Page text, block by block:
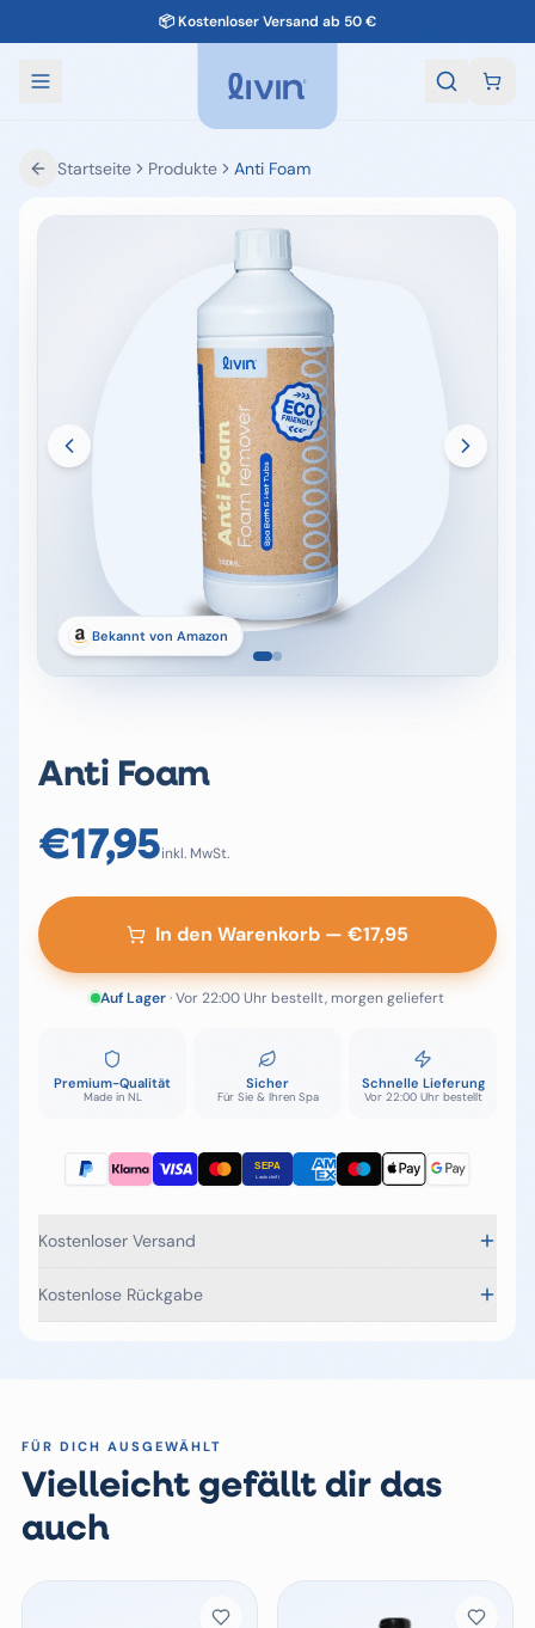
✅ Nicht zufrieden? Geld zurück
Startseite Produkte Anti Foam
Bekannt von Amazon
Anti Foam
€17,95inkl. MwSt.
In den Warenkorb — €17,95
Auf Lager· Vor 22:00 Uhr bestellt, morgen geliefert
Premium-Qualität
Made in NL
Sicher
Für Sie & Ihren Spa
Schnelle Lieferung
Vor 22:00 Uhr bestellt
Kostenloser Versand
Kostenlose Rückgabe
FÜR DICH AUSGEWÄHLT
Vielleicht gefällt dir das
auch